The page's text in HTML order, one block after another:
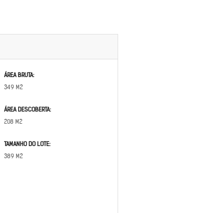
ÁREA BRUTA:
349 M2
ÁREA DESCOBERTA:
208 M2
TAMANHO DO LOTE:
389 M2